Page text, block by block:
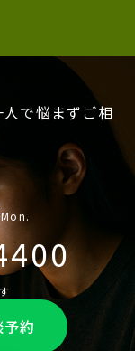
で悩まずご相
約